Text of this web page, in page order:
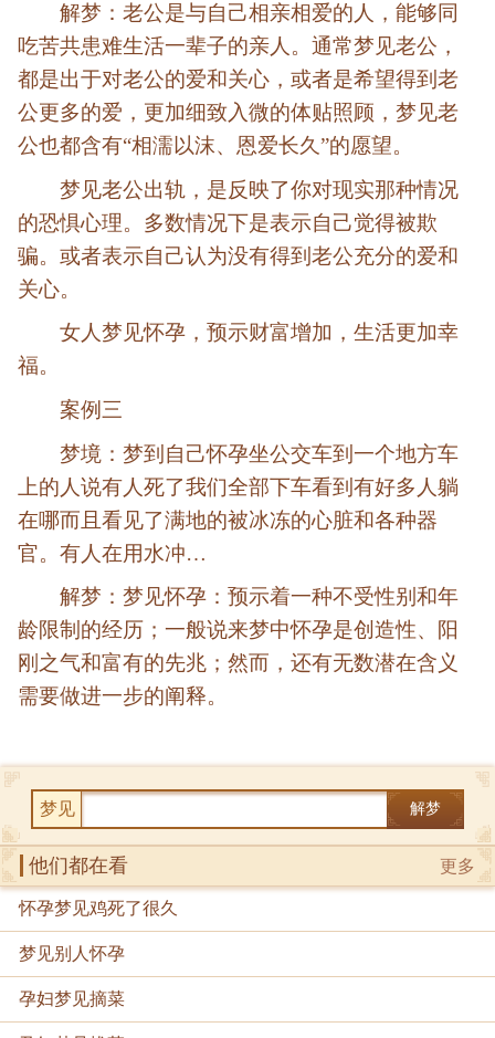
解梦：老公是与自己相亲相爱的人，能够同
吃苦共患难生活一辈子的亲人。通常梦见老公，
都是出于对老公的爱和关心，或者是希望得到老
公更多的爱，更加细致入微的体贴照顾，梦见老
公也都含有“相濡以沫、恩爱长久”的愿望。
梦见老公出轨，是反映了你对现实那种情况
的恐惧心理。多数情况下是表示自己觉得被欺
骗。或者表示自己认为没有得到老公充分的爱和
关心。
女人梦见怀孕，预示财富增加，生活更加幸
福。
案例三
梦境：梦到自己怀孕坐公交车到一个地方车
上的人说有人死了我们全部下车看到有好多人躺
在哪而且看见了满地的被冰冻的心脏和各种器
官。有人在用水冲…
解梦：梦见怀孕：预示着一种不受性别和年
龄限制的经历；一般说来梦中怀孕是创造性、阳
刚之气和富有的先兆；然而，还有无数潜在含义
需要做进一步的阐释。
梦见 解梦
更多
他们都在看
怀孕梦见鸡死了很久
梦见别人怀孕
孕妇梦见摘菜